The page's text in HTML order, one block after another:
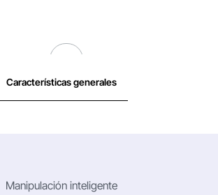
Características generales
Manipulación inteligente